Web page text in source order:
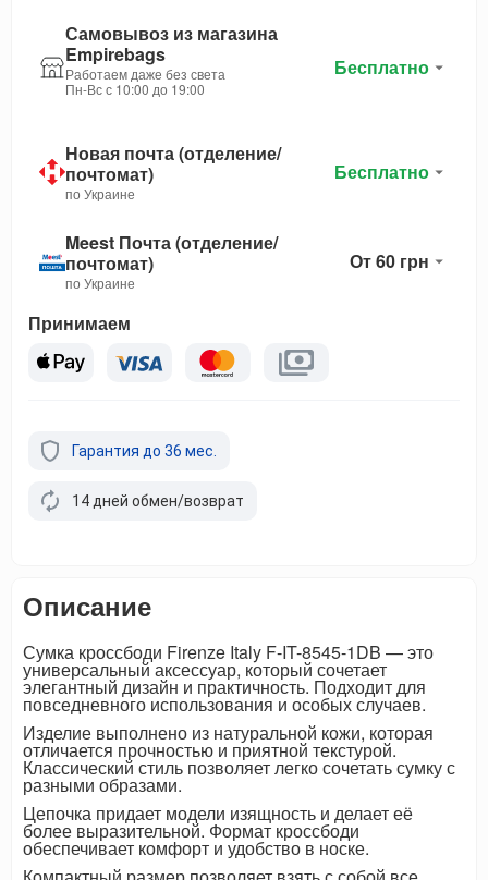
Самовывоз из магазина
Empirebags
Работаем даже без света
Пн-Вс с 10:00 до 19:00
Бесплатно
Новая почта (отделение/
почтомат)
по Украине
Бесплатно
Meest Почта (отделение/
почтомат)
по Украине
От 60 грн
Принимаем
Гарантия до 36 мес.
14 дней обмен/возврат
Описание
Сумка кроссбоди Firenze Italy F-IT-8545-1DB — это
универсальный аксессуар, который сочетает
элегантный дизайн и практичность. Подходит для
повседневного использования и особых случаев.
Изделие выполнено из натуральной кожи, которая
отличается прочностью и приятной текстурой.
Классический стиль позволяет легко сочетать сумку с
разными образами.
Цепочка придает модели изящность и делает её
более выразительной. Формат кроссбоди
обеспечивает комфорт и удобство в носке.